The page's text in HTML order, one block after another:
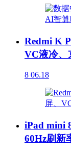
Redmi K
VC液冷、
8 06.18
iPad mini
60Hz刷新